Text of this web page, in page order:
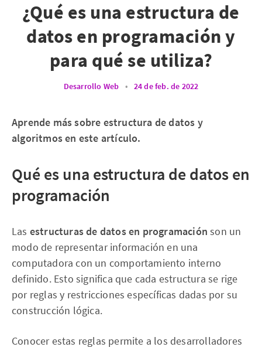
¿Qué es una estructura de
datos en programación y
para qué se utiliza?
Desarrollo Web • 24 de feb. de 2022
Aprende más sobre estructura de datos y
algoritmos en este artículo.
Qué es una estructura de datos en
programación
Las estructuras de datos en programaciónson un
modo de representar información en una
computadora con un comportamiento interno
definido. Esto significa que cada estructura se rige
por reglas y restricciones específicas dadas por su
construcción lógica.
Conocer estas reglas permite a los desarrolladores